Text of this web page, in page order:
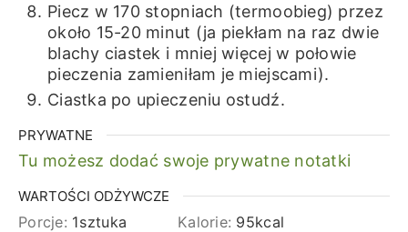
Piecz w 170 stopniach (termoobieg) przez
około 15-20 minut (ja piekłam na raz dwie
blachy ciastek i mniej więcej w połowie
pieczenia zamieniłam je miejscami).
Ciastka po upieczeniu ostudź.
PRYWATNE
Tu możesz dodać swoje prywatne notatki
WARTOŚCI ODŻYWCZE
Porcje: 1sztuka Kalorie: 95kcal